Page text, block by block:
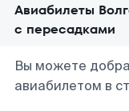
Авиабилеты
с пересадками
Вы можете
авиабилетом в